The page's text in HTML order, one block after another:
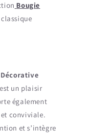
Bougie
est un plaisir
également
conviviale.
et s’intègre